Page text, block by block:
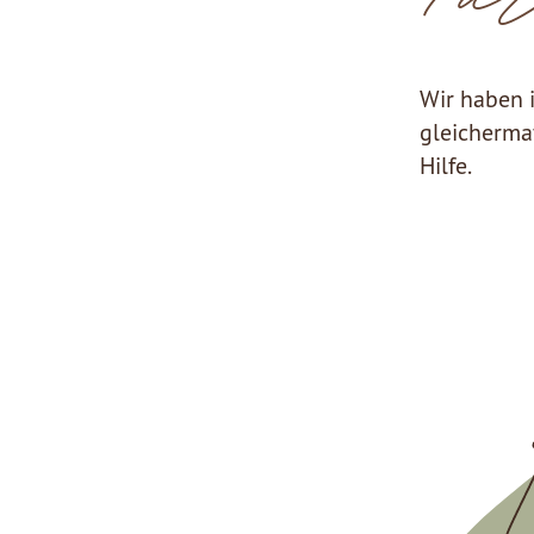
Wir haben
Hilfe.